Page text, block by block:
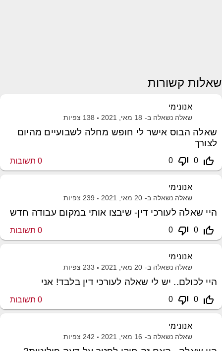
שאלות קשורות
אנונימי
שאלה נשאלה ב- 18 מאי, 2021 138 צפיות
שאלה הבוס אישר לי חופש מחלה לשבועיים מהיום
לצורך
thumb_up_off_alt
0
thumb_down_off_alt
0
0 תשובות
אנונימי
שאלה נשאלה ב- 20 מאי, 2021 239 צפיות
היי שאלה לעורכי דין- שיבצו אותי במקום עבודה חדש
thumb_up_off_alt
0
thumb_down_off_alt
0
0 תשובות
אנונימי
שאלה נשאלה ב- 20 מאי, 2021 233 צפיות
היי לכולם.. יש לי שאלה לעורכי דין בלבד! אני
thumb_up_off_alt
0
thumb_down_off_alt
0
0 תשובות
אנונימי
שאלה נשאלה ב- 16 מאי, 2021 242 צפיות